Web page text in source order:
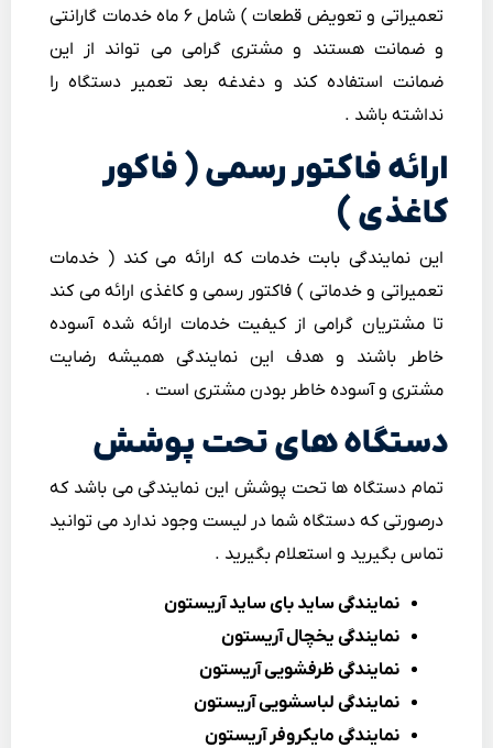
تعمیراتی و تعویض قطعات ) شامل ۶ ماه خدمات گارانتی
و ضمانت هستند و مشتری گرامی می تواند از این
ضمانت استفاده کند و دغدغه بعد تعمیر دستگاه را
نداشته باشد .
ارائه فاکتور رسمی ( فاکور
کاغذی )
این نمایندگی بابت خدمات که ارائه می کند ( خدمات
تعمیراتی و خدماتی ) فاکتور رسمی و کاغذی ارائه می کند
تا مشتریان گرامی از کیفیت خدمات ارائه شده آسوده
خاطر باشند و هدف این نمایندگی همیشه رضایت
مشتری و آسوده خاطر بودن مشتری است .
دستگاه های تحت پوشش
تمام دستگاه ها تحت پوشش این نمایندگی می باشد که
درصورتی که دستگاه شما در لیست وجود ندارد می توانید
تماس بگیرید و استعلام بگیرید .
نمایندگی ساید بای ساید آریستون
نمایندگی یخچال آریستون
نمایندگی ظرفشویی آریستون
نمایندگی لباسشویی آریستون
نمایندگی مایکروفر آریستون